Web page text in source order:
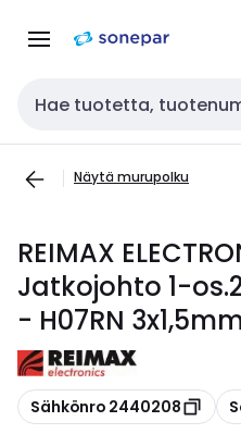
navigointiinsisältöön
Haku
Näytä murupolku
REIMAX
Jatkojohto 1-
- H07RN
Kopioi
Sähkönro 2440208